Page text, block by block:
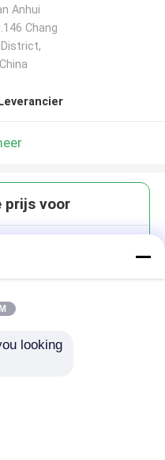
Anhui
Chang
prijs voor
looking